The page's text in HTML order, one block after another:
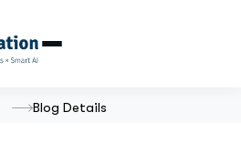
Blog Details